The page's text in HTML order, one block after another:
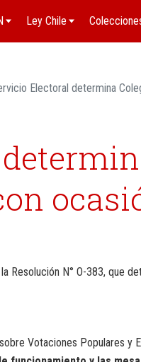
Ley Chile
Electoral determina Colegios Escrutadores que funcionarán con ocasión del
Resolución N° O-383, que
Votaciones Populares